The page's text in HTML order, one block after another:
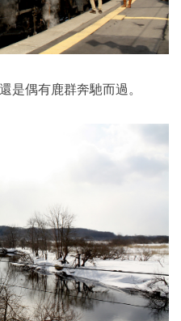
是偶有鹿群奔馳而過。